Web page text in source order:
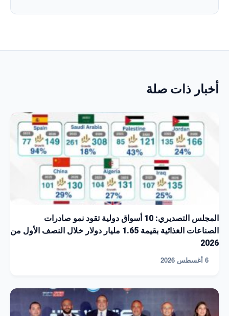
أخبار ذات صلة
المجلس التصديري: 10 أسواق دولية تقود نمو صادرات
الصناعات الغذائية بقيمة 1.65 مليار دولار خلال النصف الأول من
2026
6 أغسطس 2026